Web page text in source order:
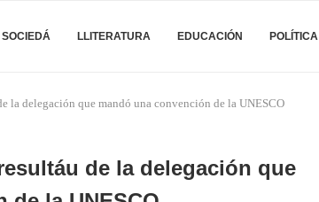
SOCIEDÁ LLITERATURA EDUCACIÓN POLÍTICA
la delegación que mandó una convención de la UNESCO
de la delegación que